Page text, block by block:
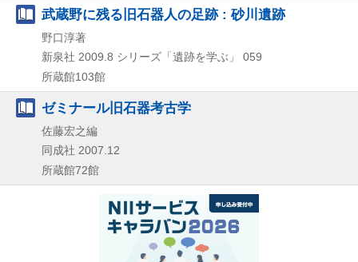
武蔵野に残る旧石器人の足跡 : 砂川遺跡
野口淳著
新泉社 2009.8 シリーズ「遺跡を学ぶ」 059
所蔵館103館
ゼミナール旧石器考古学
佐藤宏之編
同成社 2007.12
所蔵館72館